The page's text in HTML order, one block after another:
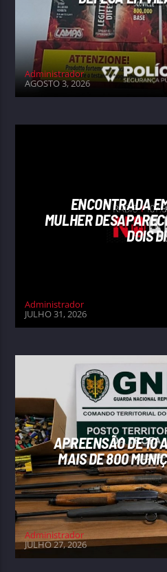
Administrador
AGOSTO 3, 2026
ENCONTRADA
MULHER
DOIS
Administrador
JULHO 31, 2026
APREENSÃO DE 10
MAIS DE 800
Administrador
JULHO 27, 2026